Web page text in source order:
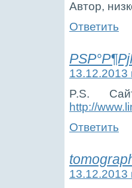
Автор,
Ответить
13.12.2013
P.S.
http://
Ответить
13.12.2013